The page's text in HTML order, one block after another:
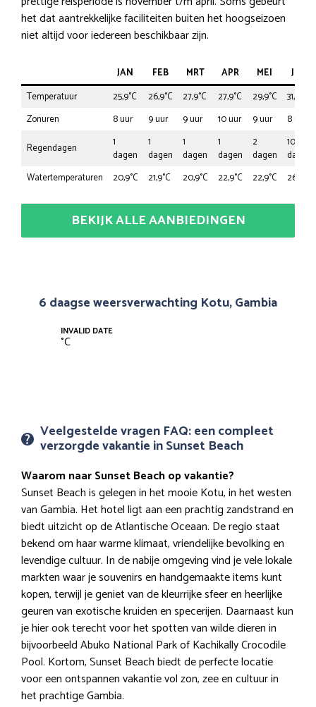
het dat aantrekkelijke faciliteiten buiten het hoogseizoen
niet altijd voor iedereen beschikbaar zijn.
JAN FEB MRT APR MEI
JUN
Temperatuur
25,9°C 26,9°C 27,9°C 27,9°C 29,9°C
31,8°C
Zonuren
8 uur 9 uur 9 uur 10 uur 9 uur
8 uur
Regendagen
1
dagen
1
dagen
1
dagen
1
dagen
2
dagen
10
dagen
Watertemperaturen
20,9°C 21,9°C 20,9°C 22,9°C 22,9°C 26,9°C
BEKIJK ALLE AANBIEDINGEN
6 daagse weersverwachting Kotu, Gambia
INVALID DATE
°C
Veelgestelde vragen FAQ: een compleet
verzorgde vakantie in Sunset Beach
Waarom naar Sunset Beach op vakantie?
Sunset Beach is gelegen in het mooie Kotu, in het westen
van Gambia. Het hotel ligt aan een prachtig zandstrand en
biedt uitzicht op de Atlantische Oceaan. De regio staat
bekend om haar warme klimaat, vriendelijke bevolking en
levendige cultuur. In de nabije omgeving vind je vele lokale
markten waar je souvenirs en handgemaakte items kunt
kopen, terwijl je geniet van de kleurrijke sfeer en heerlijke
geuren van exotische kruiden en specerijen. Daarnaast kun
je hier ook terecht voor het spotten van wilde dieren in
bijvoorbeeld Abuko National Park of Kachikally Crocodile
Pool. Kortom, Sunset Beach biedt de perfecte locatie
voor een ontspannen vakantie vol zon, zee en cultuur in
het prachtige Gambia.